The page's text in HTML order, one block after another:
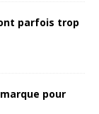
parfois trop
pour